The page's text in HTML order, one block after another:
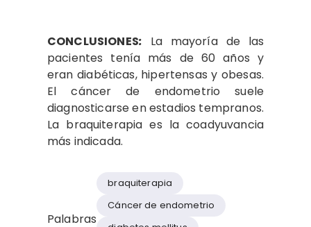
CONCLUSIONES: La mayoría de las
pacientes tenía más de 60 años y
eran diabéticas, hipertensas y obesas.
El cáncer de endometrio suele
diagnosticarse en estadios tempranos.
La braquiterapia es la coadyuvancia
más indicada.
Palabras
braquiterapia
Cáncer de endometrio